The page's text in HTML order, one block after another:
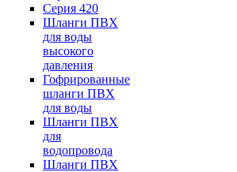
Серия 420
Шланги ПВХ
для воды
высокого
давления
Гофрированные
шланги ПВХ
для воды
Шланги ПВХ
для
водопровода
Шланги ПВХ